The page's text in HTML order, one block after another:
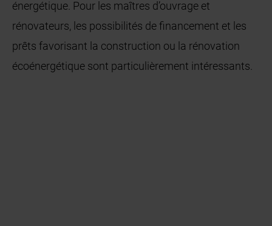
énergétique. Pour les maîtres d’ouvrage et
rénovateurs, les possibilités de financement et les
prêts favorisant la construction ou la rénovation
écoénergétique sont particulièrement intéressants.